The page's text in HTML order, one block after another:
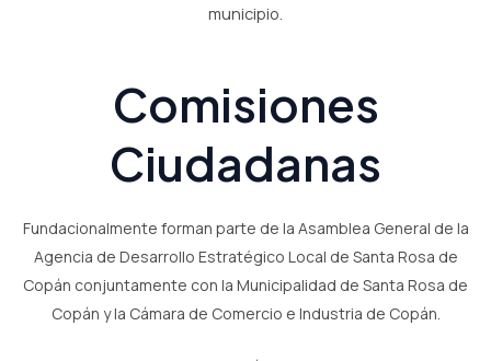
municipio.
Comisiones
Ciudadanas
Fundacionalmente forman parte de la Asamblea General de la
Agencia de Desarrollo Estratégico Local de Santa Rosa de
Copán conjuntamente con la Municipalidad de Santa Rosa de
Copán y la Cámara de Comercio e Industria de Copán.